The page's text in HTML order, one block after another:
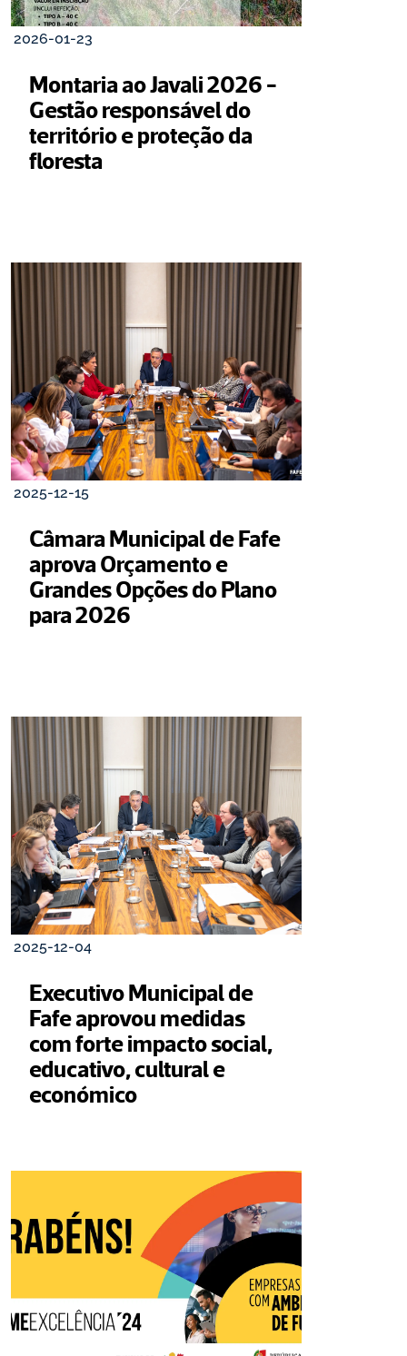
2026-01-23
Montaria ao Javali 2026 -
Gestão responsável do
território e proteção da
floresta
2025-12-15
Câmara Municipal de Fafe
aprova Orçamento e
Grandes Opções do Plano
para 2026
2025-12-04
Executivo Municipal de
Fafe aprovou medidas
com forte impacto social,
educativo, cultural e
económico